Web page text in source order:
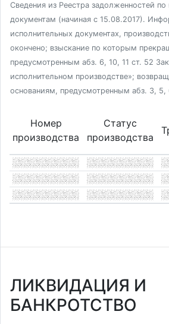
Сведения из Реестра задолженностей
документам (начиная с 15.08.2017).
исполнительных документах,
окончено; взыскание по которым
предусмотренным абз. 6, 10, 11 ст. 52
исполнительном производстве»;
основаниям, предусмотренным абз. 3, 5,
Номер
производства
Статус
производства
ЛИКВИДАЦИЯ И
БАНКРОТСТВО